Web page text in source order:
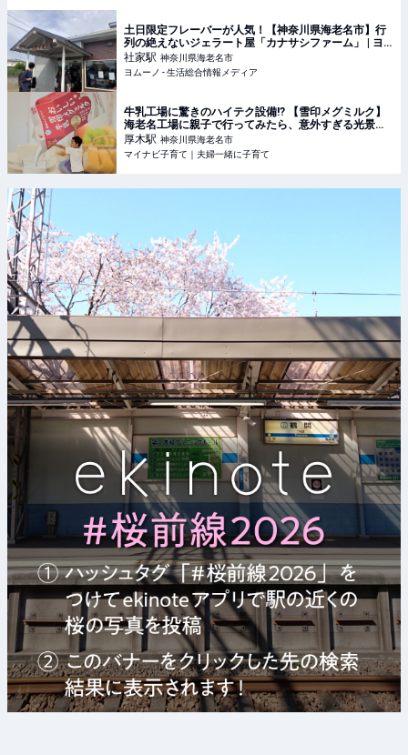
土日限定フレーバーが人気！【神奈川県海老名市】行
列の絶えないジェラート屋「カナサシファーム」 | ヨ
ムーノ
社家駅 神奈川県海老名市
ヨムーノ - 生活総合情報メディア
牛乳工場に驚きのハイテク設備!? 【雪印メグミルク】
海老名工場に親子で行ってみたら、意外すぎる光景に
びっくり（神奈川・海老名市）
厚木駅 神奈川県海老名市
マイナビ子育て｜夫婦一緒に子育て